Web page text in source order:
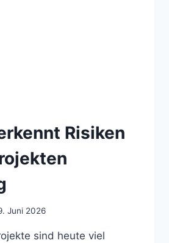
Risiken
Juni 2026
sind heute viel